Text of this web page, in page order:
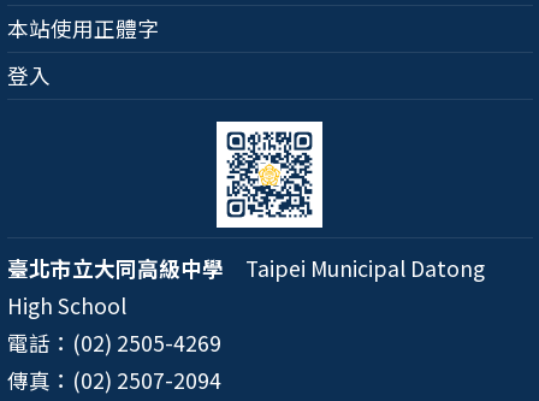
本站使用正體字
登入
臺北市立大同高級中學 Taipei Municipal Datong
High School
電話：(02) 2505-4269
傳真：(02) 2507-2094